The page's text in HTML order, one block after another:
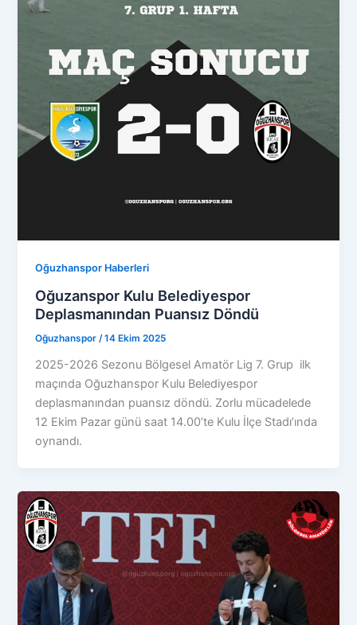
Oğuzhanspor Haberleri
Oğuzanspor Kulu Belediyespor
Deplasmanından Puansız Döndü
Oğuzhanspor /14 Ekim 2025
2025-2026 Sezonu Bölgesel Amatör Lig 7. Grup ilk
maçında Oğuzhanspor Kulu Belediyespor
deplasmanından puansız döndü. Zorlu mücadelede
12 Ekim Pazar günü saat 14.00’te Kulu İlçe Stadı’ında
oynandı.